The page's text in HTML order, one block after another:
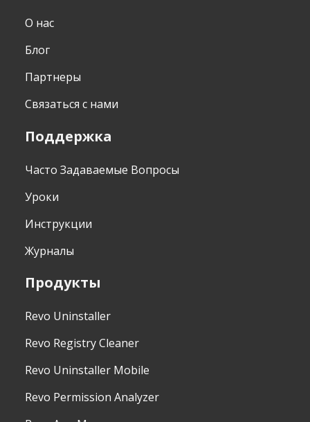
О нас
Блог
Партнеры
Связаться с нами
Поддержка
Часто Задаваемые Вопросы
Уроки
Инструкции
Журналы
Продукты
Revo Uninstaller
Revo Registry Cleaner
Revo Uninstaller Mobile
Revo Permission Analyzer